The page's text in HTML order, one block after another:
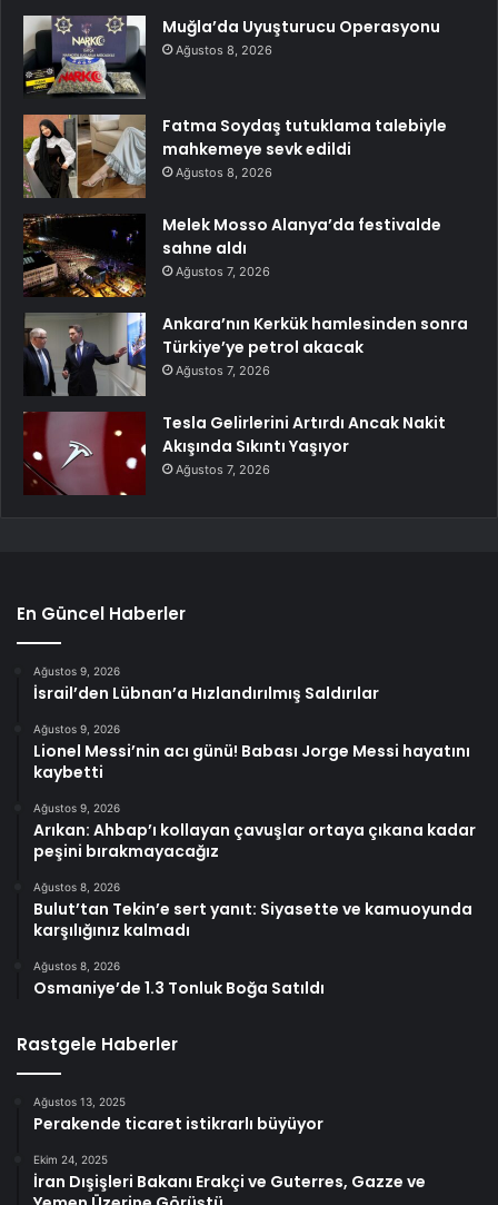
Muğla’da Uyuşturucu Operasyonu
Ağustos 8, 2026
Fatma Soydaş tutuklama talebiyle
mahkemeye sevk edildi
Ağustos 8, 2026
Melek Mosso Alanya’da festivalde
sahne aldı
Ağustos 7, 2026
Ankara’nın Kerkük hamlesinden sonra
Türkiye’ye petrol akacak
Ağustos 7, 2026
Tesla Gelirlerini Artırdı Ancak Nakit
Akışında Sıkıntı Yaşıyor
Ağustos 7, 2026
En Güncel Haberler
Ağustos 9, 2026
İsrail’den Lübnan’a Hızlandırılmış Saldırılar
Ağustos 9, 2026
Lionel Messi’nin acı günü! Babası Jorge Messi hayatını
kaybetti
Ağustos 9, 2026
Arıkan: Ahbap’ı kollayan çavuşlar ortaya çıkana kadar
peşini bırakmayacağız
Ağustos 8, 2026
Bulut’tan Tekin’e sert yanıt: Siyasette ve kamuoyunda
karşılığınız kalmadı
Ağustos 8, 2026
Osmaniye’de 1.3 Tonluk Boğa Satıldı
Rastgele Haberler
Ağustos 13, 2025
Perakende ticaret istikrarlı büyüyor
Ekim 24, 2025
İran Dışişleri Bakanı Erakçi ve Guterres, Gazze ve